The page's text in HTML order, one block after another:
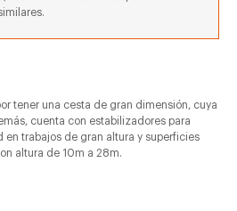
tener una cesta de gran dimensión, cuya
cuenta con estabilizadores para
en trabajos de gran altura y superficies
altura de 10m a 28m.